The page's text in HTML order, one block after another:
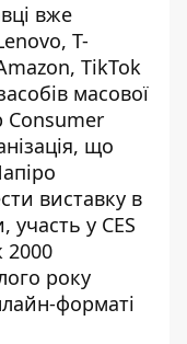
вже
T-
TikTok
масової
Consumer
що
виставку в
участь у CES
2000
року
форматі